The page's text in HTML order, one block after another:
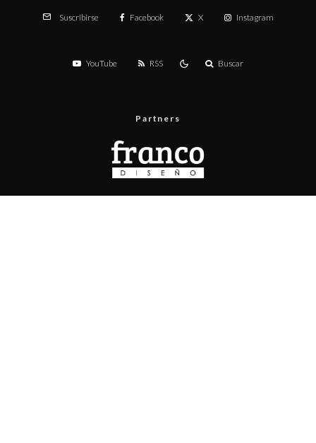
Suscribirse Facebook X Instagram
YouTube RSS Buscar
Partners